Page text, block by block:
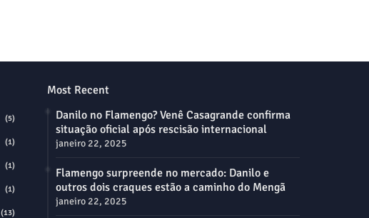
(5)
(1)
(1)
(1)
(13)
Most Recent
Danilo no Flamengo? Venê Casagrande confirma
situação oficial após rescisão internacional
janeiro 22, 2025
Flamengo surpreende no mercado: Danilo e
outros dois craques estão a caminho do Mengã
janeiro 22, 2025